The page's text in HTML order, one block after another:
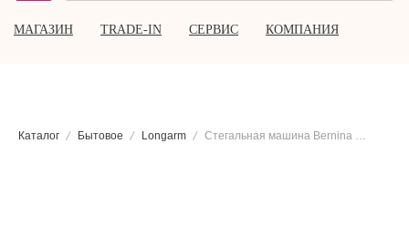
МАГАЗИН TRADE-IN СЕРВИС КОМПАНИЯ
Каталог Бытовое Longarm Стегальная машина Bernina Q20 со столом